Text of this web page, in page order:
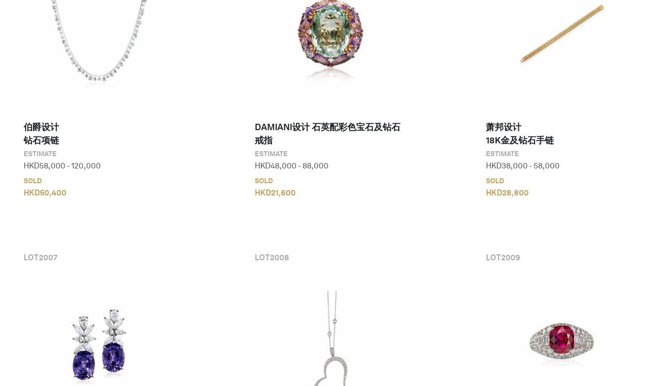
伯爵设计
钻石项链
ESTIMATE
HKD58,000 - 120,000
SOLD
HKD50,400
DAMIANI设计 石英配彩色宝石及钻石
戒指
ESTIMATE
HKD48,000 - 88,000
SOLD
HKD21,600
萧邦设计
18K金及钻石手链
ESTIMATE
HKD38,000 - 58,000
SOLD
HKD28,800
LOT2007 LOT2008 LOT2009